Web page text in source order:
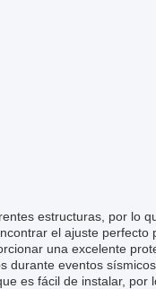
estructuras, por lo
el ajuste perfecto
una excelente
durante eventos sísmicos.
es fácil de instalar, por